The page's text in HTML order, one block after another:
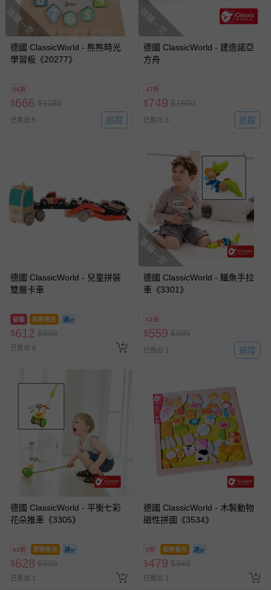
等）。
非以有形媒介提供之數位內容或一經提供即為完成之線
上服務，經消費者事先同意始提供（例如線上課程、遊
戲或活動點數等）。
-新生兒親膚衣物（嬰幼兒包巾與背巾、包屁衣、學習
褲、紗布衣等）。
-其他原廠盒裝商品封口處已貼上「不可拆封」，或具警
國際航空、客運、訂房等服務。
相關的退換貨辦理流程，可詳見：退換貨 & 退款問題
運送服務：目前提供的運送僅限台灣本島。如您位於離島地
區，可能會無法配送，或須依據商品需加收離島運費。廠商
費用，可能會另需加收。
商品實際的配達日期，可於訂單個人資料內的查詢訂單內，
已出貨通知之訊息為主。
情形，您可申請更換新品或退貨，請見：
若您對於會員帳號、商品訂購與資訊、購物流程、付款方
式、折價券與購物金的使用、退貨及商品運送方式等有疑
問，你可詳見：媽咪愛客服中心
。
預購商品：預購為海外同步代購，遇缺貨即會通知媽咪並協
助取消退款事宜。
商品如因「價格、組合」等錯誤原因，導致無法安排出貨，
會主動以簡訊及mail通知訂單取消事宜，並將提供適當補
償。
搶購一空
德國 ClassicWorld - 熊熊時光
學習板《20277》
56折
$666 $1180
已售出 5 追蹤
搶購一空
德國 ClassicWorld - 建造諾亞
方舟
47折
$749 $1600
已售出 3 追蹤
德國 ClassicWorld - 兒童拼裝
雙層卡車
破盤 即將售完
$612 $999
已售出 6
搶購一空
德國 ClassicWorld - 鱷魚手拉
車《3301》
62折
$559 $899
已售出 1 追蹤
德國 ClassicWorld - 平衡七彩
花朵推車《3305》
63折 即將售完
$628 $999
已售出 1
德國 ClassicWorld - 木製動物
磁性拼圖《3534》
5折 即將售完
$479 $949
已售出 1